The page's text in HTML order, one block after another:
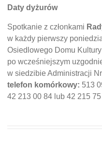
Daty dyżurów
Spotkanie z członkami
w każdy pierwszy
Osiedlowego Domu
po wcześniejszym
w siedzibie Administracji
telefon komórkowy: 513
42 213 00 84 lub 42 215 75